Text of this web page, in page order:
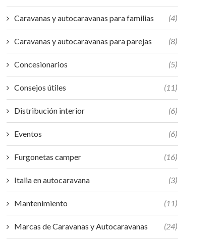
Caravanas y autocaravanas para familias (4)
Caravanas y autocaravanas para parejas (8)
Concesionarios (5)
Consejos útiles (11)
Distribución interior (6)
Eventos (6)
Furgonetas camper (16)
Italia en autocaravana (3)
Mantenimiento (11)
Marcas de Caravanas y Autocaravanas (24)